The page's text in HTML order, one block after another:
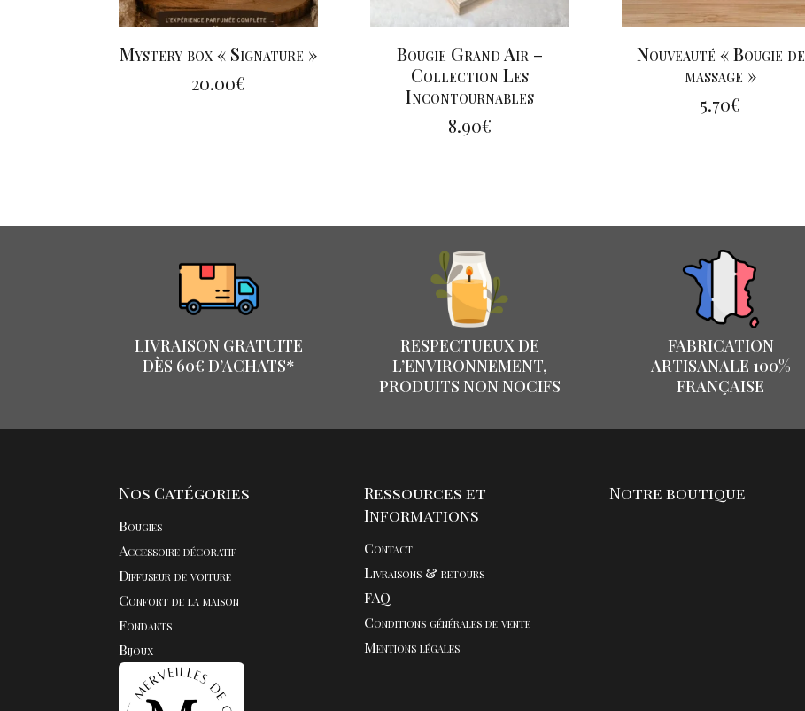
Mystery box « Signature »
20.00€
Bougie Grand Air –
Collection Les
Incontournables
8.90€
Nouveauté « Bougie de
massage »
5.70€
LIVRAISON GRATUITE
DÈS 60€ D’ACHATS*
RESPECTUEUX DE
L’ENVIRONNEMENT,
PRODUITS NON NOCIFS
FABRICATION
ARTISANALE 100%
FRANÇAISE
Nos Catégories
Bougies
Accessoire décoratif
Diffuseur de voiture
Confort de la maison
Fondants
Bijoux
Ressources et
Informations
Contact
Livraisons & retours
FAQ
Conditions générales de vente
Mentions légales
Notre boutique